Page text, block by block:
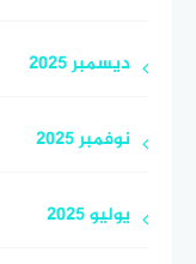
ديسمبر 2025
نوفمبر 2025
يوليو 2025